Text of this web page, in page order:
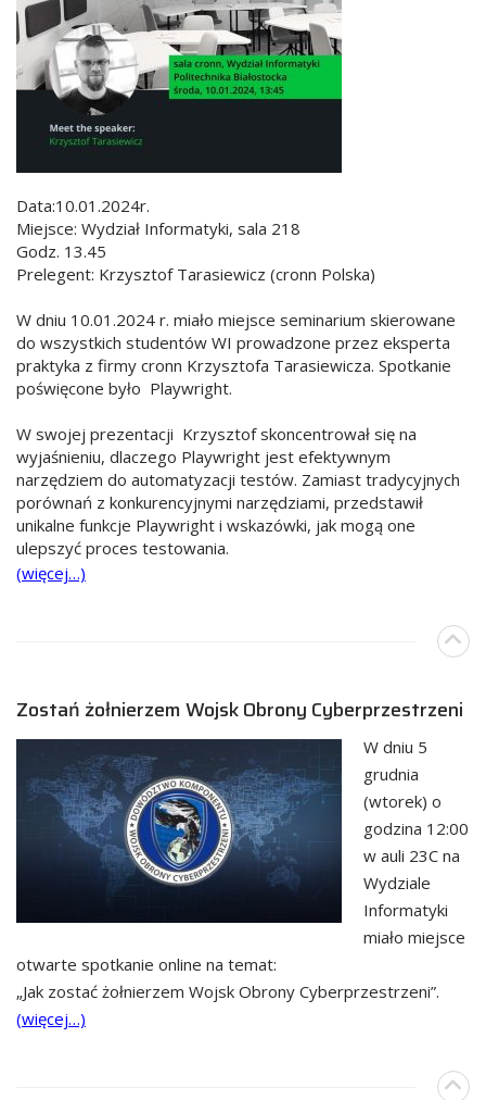
Data:10.01.2024r.
Miejsce: Wydział Informatyki, sala 218
Godz. 13.45
Prelegent: Krzysztof Tarasiewicz (cronn Polska)
W dniu 10.01.2024 r. miało miejsce seminarium skierowane
do wszystkich studentów WI prowadzone przez eksperta
praktyka z firmy cronn Krzysztofa Tarasiewicza. Spotkanie
poświęcone było Playwright.
W swojej prezentacji Krzysztof skoncentrował się na
wyjaśnieniu, dlaczego Playwright jest efektywnym
narzędziem do automatyzacji testów. Zamiast tradycyjnych
porównań z konkurencyjnymi narzędziami, przedstawił
unikalne funkcje Playwright i wskazówki, jak mogą one
ulepszyć proces testowania.
(więcej…)
Zostań żołnierzem Wojsk Obrony Cyberprzestrzeni
W dniu 5
grudnia
(wtorek) o
godzina 12:00
w auli 23C na
Wydziale
Informatyki
miało miejsce
otwarte spotkanie online na temat:
„Jak zostać żołnierzem Wojsk Obrony Cyberprzestrzeni”.
(więcej…)